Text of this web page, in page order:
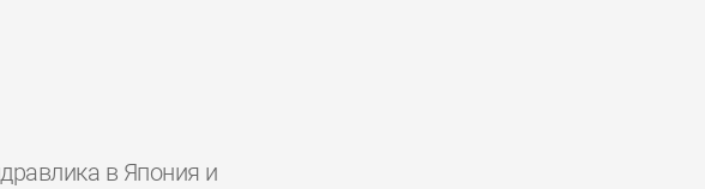
в Япония и